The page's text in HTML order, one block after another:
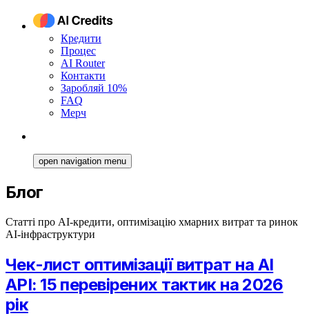
Кредити
Процес
AI Router
Контакти
Заробляй 10%
FAQ
Мерч
open navigation menu
Блог
Статті про AI-кредити, оптимізацію хмарних витрат та ринок
AI-інфраструктури
Чек-лист оптимізації витрат на AI
API: 15 перевірених тактик на 2026
рік